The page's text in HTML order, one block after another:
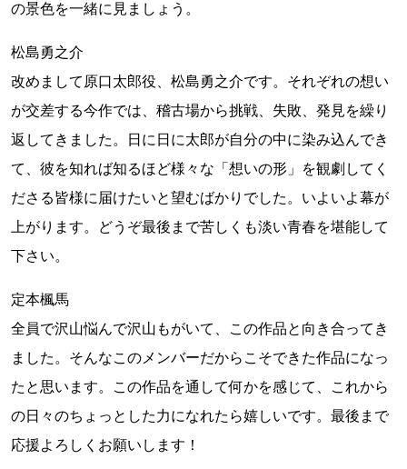
の景色を一緒に見ましょう。
松島勇之介
改めまして原口太郎役、松島勇之介です。それぞれの想い
が交差する今作では、稽古場から挑戦、失敗、発見を繰り
返してきました。日に日に太郎が自分の中に染み込んでき
て、彼を知れば知るほど様々な「想いの形」を観劇してく
ださる皆様に届けたいと望むばかりでした。いよいよ幕が
上がります。どうぞ最後まで苦しくも淡い青春を堪能して
下さい。
定本楓馬
全員で沢山悩んで沢山もがいて、この作品と向き合ってき
ました。そんなこのメンバーだからこそできた作品になっ
たと思います。この作品を通して何かを感じて、これから
の日々のちょっとした力になれたら嬉しいです。最後まで
応援よろしくお願いします！